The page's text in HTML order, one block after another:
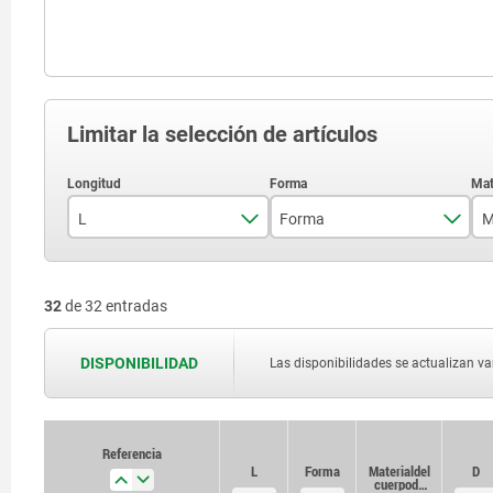
Limitar la selección de artículos
L
31,5
36
42,5
51,7
Forma
D
32de 32 entradas
DISPONIBILIDAD Las disponibilidades se actualizan
Referencia
L
Forma Material del
cuerpo de
D
Referencia
L
Forma Material del
cuerpo de
D